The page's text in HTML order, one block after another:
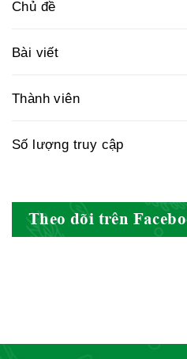
Hiệp hội
Hội Đông Y
Chủ đề
Bài viết
Thành viên
Số lượng truy cập
Theo dõi trên